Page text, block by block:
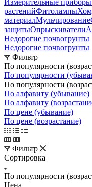
растенийФитолампы
материалМульчирование
защитыОпрыскиватели
Недорогие почвогрунты
Недорогие почвогрунты
Фильтр
По популярности
По популярности
По популярности
По алфавиту (убывание)
По алфавиту
По цене (убывание)
По цене (возрастание)
Фильтр
Сортировка
По популярности
Цена